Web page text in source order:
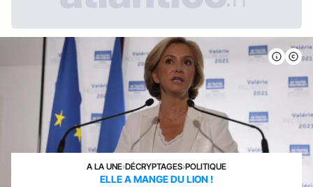
A LA UNE›DÉCRYPTAGES›POLITIQUE
ELLE A MANGE DU LION !